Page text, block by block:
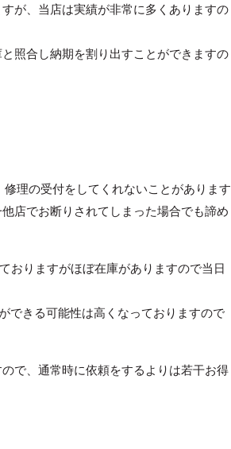
が、当店は実績が非常に多くありますの
照合し納期を割り出すことができますの
理の受付をしてくれないことがあります
店でお断りされてしまった場合でも諦め
おりますがほぼ在庫がありますので当日
できる可能性は高くなっておりますので
で、通常時に依頼をするよりは若干お得